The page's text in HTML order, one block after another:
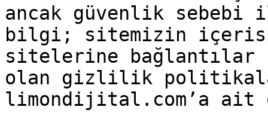
ancak güvenlik
bilgi; sitemizin
sitelerine bağlantılar
olan gizlilik
limondijital.com’a ait